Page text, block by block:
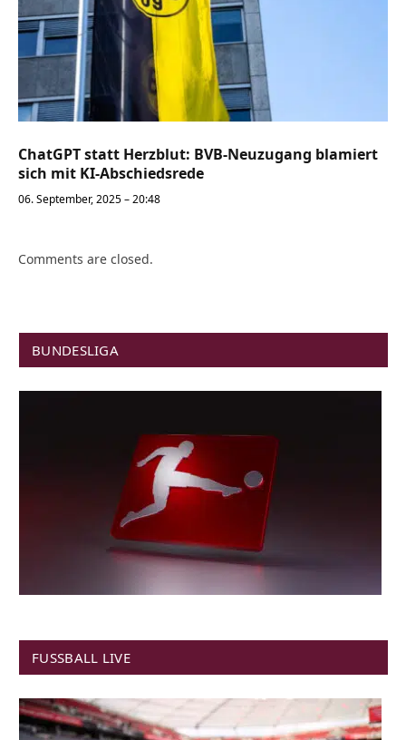
ChatGPT statt Herzblut: BVB-Neuzugang blamiert
sich mit KI-Abschiedsrede
06. September, 2025 – 20:48
Comments are closed.
BUNDESLIGA
FUSSBALL LIVE